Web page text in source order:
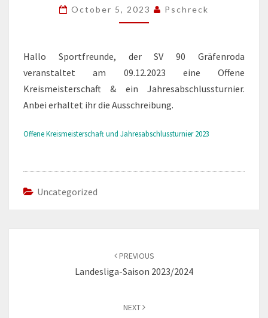
IN
GRÄFENRODA
October 5, 2023 Pschreck
Hallo Sportfreunde, der SV 90 Gräfenroda
veranstaltet am 09.12.2023 eine Offene
Kreismeisterschaft & ein Jahresabschlussturnier.
Anbei erhaltet ihr die Ausschreibung.
Offene Kreismeisterschaft und Jahresabschlussturnier 2023
Uncategorized
PREVIOUS
Landesliga-Saison 2023/2024
NEXT